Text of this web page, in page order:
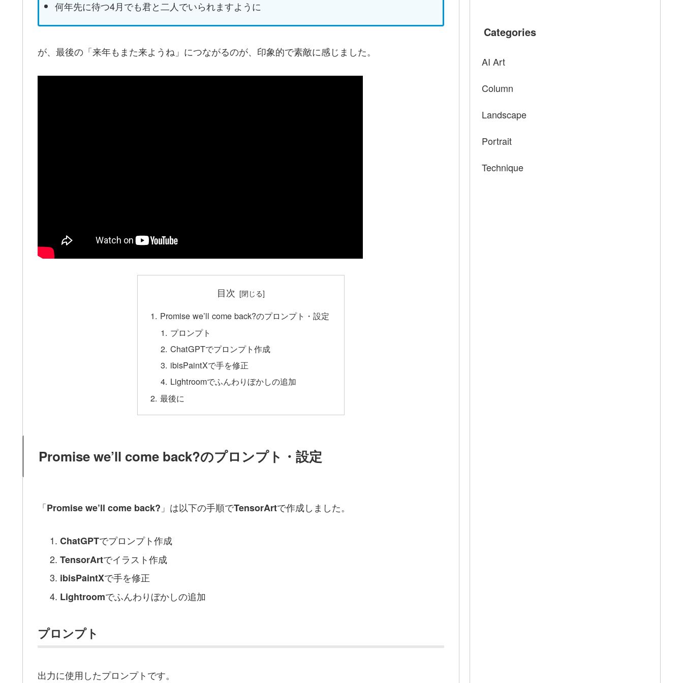
何年先に待つ4月でも君と二人でいられますように
が、最後の「来年もまた来ようね」につながるのが、印象的で素敵に感じました。
目次
Promise we’ll come back?のプロンプト・設定
プロンプト
ChatGPTでプロンプト作成
ibisPaintXで手を修正
Lightroomでふんわりぼかしの追加
最後に
Promise we’ll come back?のプロンプト・設定
「Promise we’ll come back? 」は以下の手順でTensorArtで作成しました。
ChatGPTでプロンプト作成
TensorArtでイラスト作成
ibisPaintXで手を修正
Lightroomでふんわりぼかしの追加
プロンプト
出力に使用したプロンプトです。
Categories
AI Art
Column
Landscape
Portrait
Technique